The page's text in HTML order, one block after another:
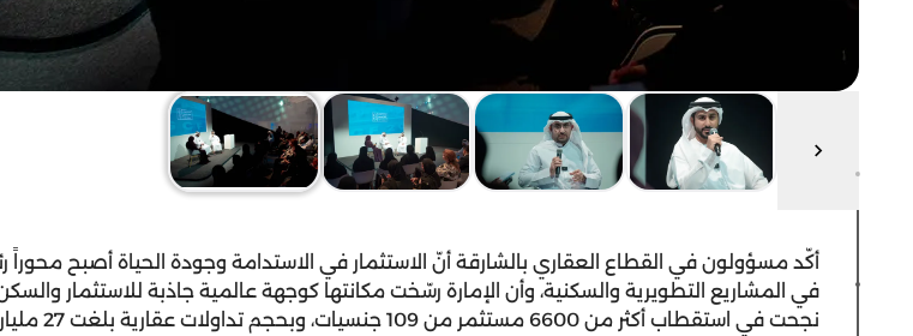
أكّد مسؤولون في القطاع العقاري بالشارقة أنّ الاستثمار في الاستدامة وجودة الحياة أصبح محوراً
في المشاريع التطويرية والسكنية، وأن الإمارة رسّخت مكانتها كوجهة عالمية جاذبة للاستثمار
نجحت في استقطاب أكثر من 6600 مستثمر